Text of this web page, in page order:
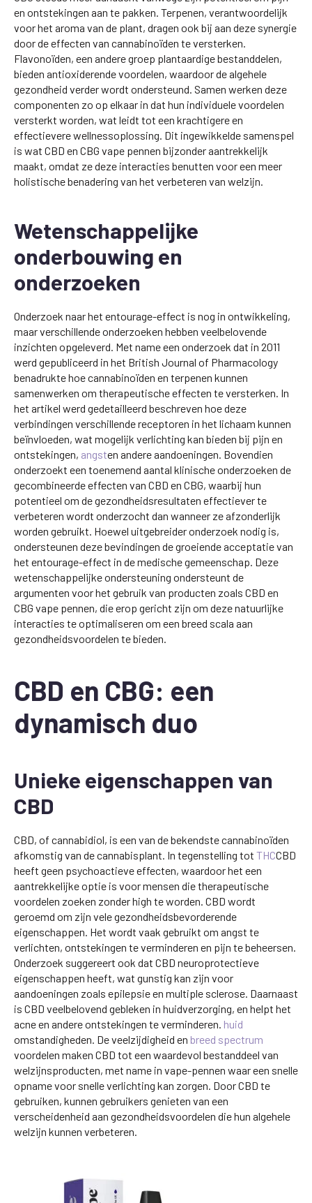
en ontstekingen aan te pakken. Terpenen, verantwoordelijk
voor het aroma van de plant, dragen ook bij aan deze synergie
door de effecten van cannabinoïden te versterken.
Flavonoïden, een andere groep plantaardige bestanddelen,
bieden antioxiderende voordelen, waardoor de algehele
gezondheid verder wordt ondersteund. Samen werken deze
componenten zo op elkaar in dat hun individuele voordelen
versterkt worden, wat leidt tot een krachtigere en
effectievere wellnessoplossing. Dit ingewikkelde samenspel
is wat CBD en CBG vape pennen bijzonder aantrekkelijk
maakt, omdat ze deze interacties benutten voor een meer
holistische benadering van het verbeteren van welzijn.
Wetenschappelijke
onderbouwing en
onderzoeken
Onderzoek naar het entourage-effect is nog in ontwikkeling,
maar verschillende onderzoeken hebben veelbelovende
inzichten opgeleverd. Met name een onderzoek dat in 2011
werd gepubliceerd in het British Journal of Pharmacology
benadrukte hoe cannabinoïden en terpenen kunnen
samenwerken om therapeutische effecten te versterken. In
het artikel werd gedetailleerd beschreven hoe deze
verbindingen verschillende receptoren in het lichaam kunnen
beïnvloeden, wat mogelijk verlichting kan bieden bij pijn en
ontstekingen, angsten andere aandoeningen. Bovendien
onderzoekt een toenemend aantal klinische onderzoeken de
gecombineerde effecten van CBD en CBG, waarbij hun
potentieel om de gezondheidsresultaten effectiever te
verbeteren wordt onderzocht dan wanneer ze afzonderlijk
worden gebruikt. Hoewel uitgebreider onderzoek nodig is,
ondersteunen deze bevindingen de groeiende acceptatie van
het entourage-effect in de medische gemeenschap. Deze
wetenschappelijke ondersteuning ondersteunt de
argumenten voor het gebruik van producten zoals CBD en
CBG vape pennen, die erop gericht zijn om deze natuurlijke
interacties te optimaliseren om een breed scala aan
gezondheidsvoordelen te bieden.
CBD en CBG: een
dynamisch duo
Unieke eigenschappen van
CBD
CBD, of cannabidiol, is een van de bekendste cannabinoïden
afkomstig van de cannabisplant. In tegenstelling tot THCCBD
heeft geen psychoactieve effecten, waardoor het een
aantrekkelijke optie is voor mensen die therapeutische
voordelen zoeken zonder high te worden. CBD wordt
geroemd om zijn vele gezondheidsbevorderende
eigenschappen. Het wordt vaak gebruikt om angst te
verlichten, ontstekingen te verminderen en pijn te beheersen.
Onderzoek suggereert ook dat CBD neuroprotectieve
eigenschappen heeft, wat gunstig kan zijn voor
aandoeningen zoals epilepsie en multiple sclerose. Daarnaast
is CBD veelbelovend gebleken in huidverzorging, en helpt het
acne en andere ontstekingen te verminderen. huid
omstandigheden. De veelzijdigheid en breed spectrum
voordelen maken CBD tot een waardevol bestanddeel van
welzijnsproducten, met name in vape-pennen waar een snelle
opname voor snelle verlichting kan zorgen. Door CBD te
gebruiken, kunnen gebruikers genieten van een
verscheidenheid aan gezondheidsvoordelen die hun algehele
welzijn kunnen verbeteren.